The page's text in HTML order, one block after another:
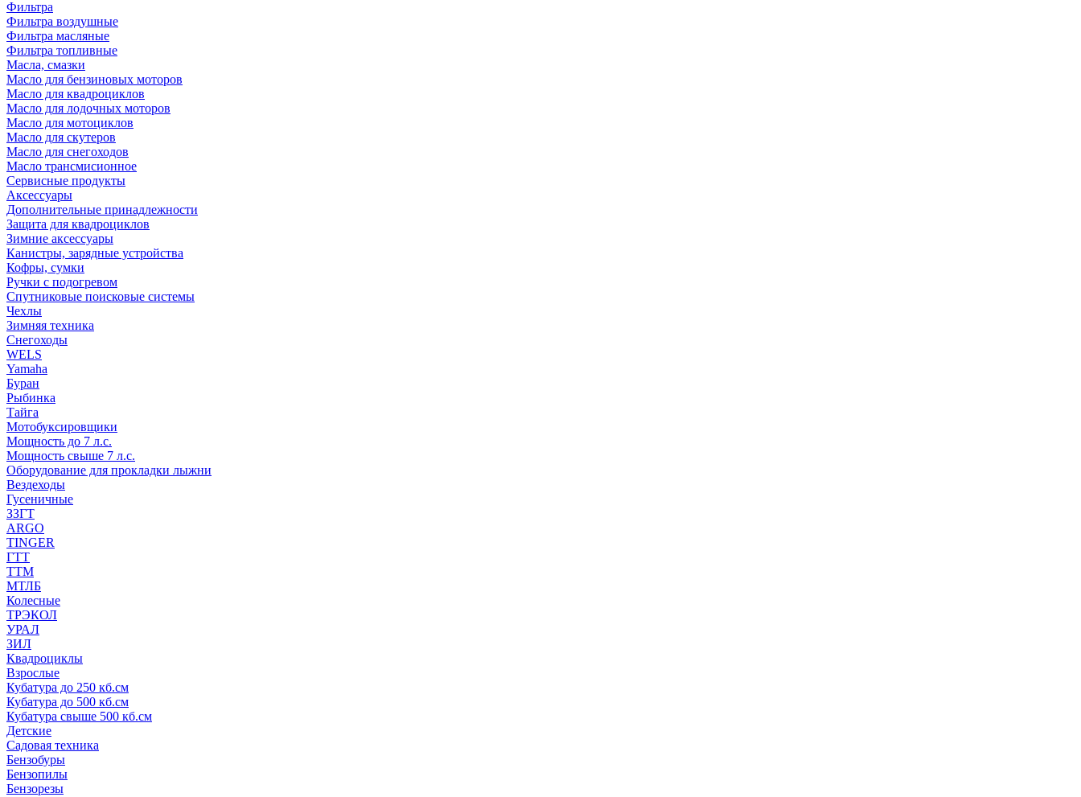
Фильтра
Фильтра воздушные
Фильтра масляные
Фильтра топливные
Масла, смазки
Масло для бензиновых моторов
Масло для квадроциклов
Масло для лодочных моторов
Масло для мотоциклов
Масло для скутеров
Масло для снегоходов
Масло трансмисионное
Сервисные продукты
Аксессуары
Дополнительные принадлежности
Защита для квадроциклов
Зимние аксессуары
Канистры, зарядные устройства
Кофры, сумки
Ручки с подогревом
Спутниковые поисковые системы
Чехлы
Зимняя техника
Снегоходы
WELS
Yamaha
Буран
Рыбинка
Тайга
Мотобуксировщики
Мощность до 7 л.с.
Мощность свыше 7 л.с.
Оборудование для прокладки лыжни
Вездеходы
Гусеничные
ЗЗГТ
ARGO
TINGER
ГТТ
ТТМ
МТЛБ
Колесные
ТРЭКОЛ
УРАЛ
ЗИЛ
Квадроциклы
Взрослые
Кубатура до 250 кб.см
Кубатура до 500 кб.см
Кубатура свыше 500 кб.см
Детские
Садовая техника
Бензобуры
Бензопилы
Бензорезы